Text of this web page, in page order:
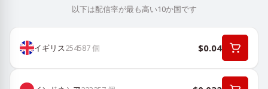
以下は配信率が最も高い10か国です
イギリス254587個 $0.04